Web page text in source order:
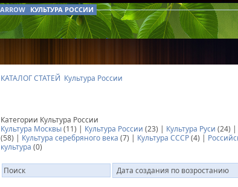
КУЛЬТУРА РОССИИ
КАТАЛОГ СТАТЕЙ Культура России
Категории Культура России
Культура Москвы(11) | Культура России (23) | Культура Руси (24) |
(58) | Культура серебряного века (7) | Культура СССР(4) |
культура (0)